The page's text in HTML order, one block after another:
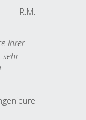
R.M.
Ihrer
sehr